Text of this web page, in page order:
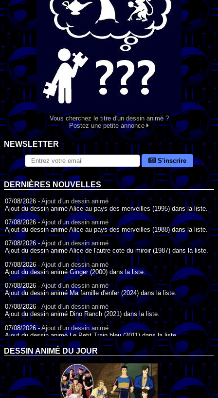
Vous cherchez le titre d'un dessin animé ?
Postez une petite annonce
NEWSLETTER
S'inscrire
DERNIÈRES NOUVELLES
07/08/2026 -Ajout d'un dessin animé
Ajout du dessin animé Alice au pays des merveilles (1995) dans la liste.
07/08/2026 -Ajout d'un dessin animé
Ajout du dessin animé Alice au pays des merveilles (1988) dans la liste.
07/08/2026 -Ajout d'un dessin animé
Ajout du dessin animé Alice de l'autre cote du miroir (1987) dans la liste.
07/08/2026 -Ajout d'un dessin animé
Ajout du dessin animé Ginger (2000) dans la liste.
07/08/2026 - Ajout d'un dessin animé
Ajout du dessin animé Ma famille d'enfer (2024) dans la liste.
07/08/2026 -Ajout d'un dessin animé
Ajout du dessin animé Dino Ranch (2021) dans la liste.
07/08/2026 -Ajout d'un dessin animé
Ajout du dessin animé Le Petit Train bleu (2011) dans la liste.
07/08/2026 -Ajout d'un dessin animé
Ajout du dessin animé Agent Spécial Oso (2009) dans la liste.
17/07/2026 -
Ajout d'un dessin animé
Ajout du dessin animé Peter Pan (1988) dans la liste.
17/07/2026 - Ajout d'un dessin animé
DESSIN ANIMÉ DU JOUR